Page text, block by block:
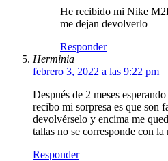
He recibido mi Nike
me dejan devolverlo
Responder
Herminia
febrero 3, 2022 a las 9:22 pm
Después de 2 meses
recibo mi sorpresa es que son
devolvérselo y encima me
tallas no se corresponde con
Responder